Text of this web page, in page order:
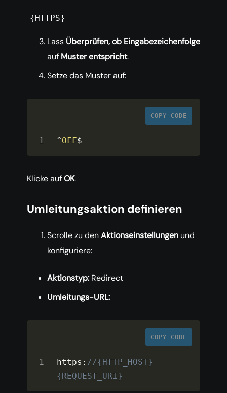
{HTTPS}
Lass Überprüfen, ob Eingabezeichenfolge
auf Muster entspricht.
Setze das Muster auf:
COPY CODE
^OFF$
Klicke aufOK.
Umleitungsaktion definieren
Scrolle zu denAktionseinstellungen und
konfiguriere:
Aktionstyp: Redirect
Umleitungs-URL:
COPY CODE
https : //{HTTP_HOST}
{REQUEST_URI}